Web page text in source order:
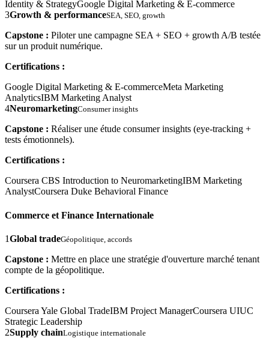
Identity & StrategyGoogle Digital Marketing & E-commerce
3Growth & performanceSEA, SEO, growth
Capstone : Piloter une campagne SEA + SEO + growth A/B testée
sur un produit numérique.
Certifications :
Google Digital Marketing & E-commerceMeta Marketing
AnalyticsIBM Marketing Analyst
4NeuromarketingConsumer insights
Capstone : Réaliser une étude consumer insights (eye-tracking +
tests émotionnels).
Certifications :
Coursera CBS Introduction to NeuromarketingIBM Marketing
AnalystCoursera Duke Behavioral Finance
Commerce et Finance Internationale
1Global tradeGéopolitique, accords
Capstone : Mettre en place une stratégie d'ouverture marché tenant
compte de la géopolitique.
Certifications :
Coursera Yale Global TradeIBM Project ManagerCoursera UIUC
Strategic Leadership
2Supply chainLogistique internationale